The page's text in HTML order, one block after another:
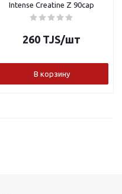
Intense Creatine Z 90cap
260 TJS/шт
В корзину